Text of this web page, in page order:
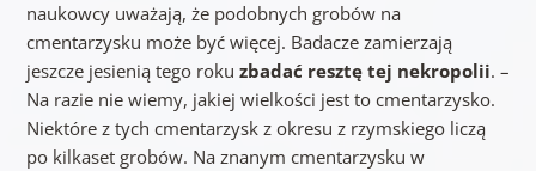
naukowcy uważają, że podobnych grobów na
cmentarzysku może być więcej. Badacze zamierzają
jeszcze jesienią tego roku zbadać resztę tej nekropolii. –
Na razie nie wiemy, jakiej wielkości jest to cmentarzysko.
Niektóre z tych cmentarzysk z okresu z rzymskiego liczą
po kilkaset grobów. Na znanym cmentarzysku w